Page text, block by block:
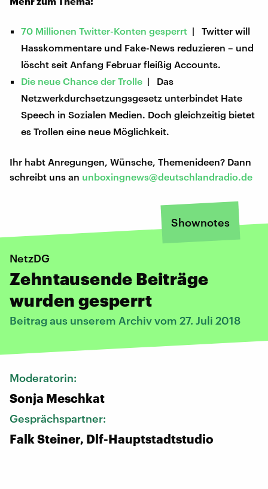
70 Millionen Twitter-Konten gesperrt | Twitter will
Hasskommentare und Fake-News reduzieren – und
löscht seit Anfang Februar fleißig Accounts.
Die neue Chance der Trolle | Das
Netzwerkdurchsetzungsgesetz unterbindet Hate
Speech in Sozialen Medien. Doch gleichzeitig bietet
es Trollen eine neue Möglichkeit.
Ihr habt Anregungen, Wünsche, Themenideen? Dann
schreibt uns an unboxingnews@deutschlandradio.de
Shownotes
NetzDG
Zehntausende Beiträge
wurden gesperrt
Beitrag aus unserem Archiv vom 27. Juli 2018
Moderatorin:
Sonja Meschkat
Gesprächspartner:
Falk Steiner, Dlf-Hauptstadtstudio